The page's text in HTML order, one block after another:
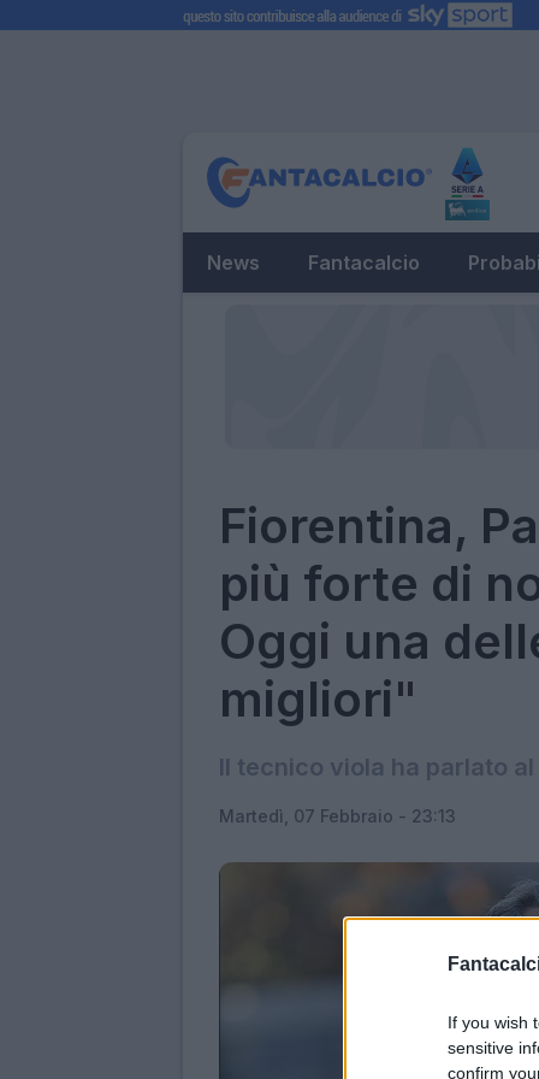
If you wish
sensitive
confirm
News Fantacalcio
Fiorentina,
più forte di
Oggi una
migliori"
Il tecnico viola ha parlato
Martedì, 07 Febbraio - 23:13